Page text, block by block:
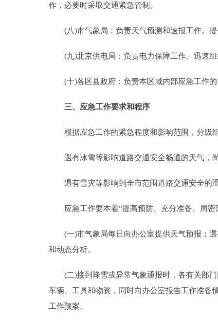
作，必要时采取交通紧急管制。
(八)市气象局：负责天气预测和速报工作。提
(九)北京供电局：负责电力保障工作。迅速组
(十)各区县政府：负责本区域内部应急工作的
三、应急工作要求和程序
根据应急工作的紧急程度和影响范围，分级
遇有冰雪等影响道路交通安全畅通的天气，
遇有雪灾等影响到全市范围道路交通安全的
应急工作要本着“提高预防、充分准备、周密
(一)市气象局每日向办公室提供天气预报；遇
和动态分析。
(二)接到降雪或异常气象通报时，各有关部门
车辆、工具和物资，同时向办公室报告工作准备
工作预案。